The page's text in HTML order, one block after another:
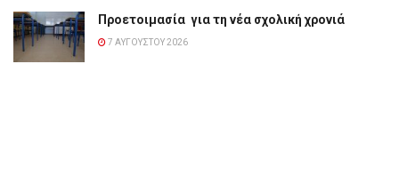
Προετοιμασία για τη νέα σχολική χρονιά
7 ΑΥΓΟΎΣΤΟΥ 2026